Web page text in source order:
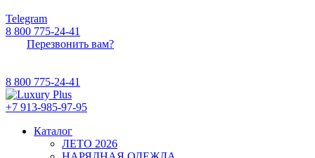
Telegram
8 800 775-24-41
Перезвонить вам?
8 800 775-24-41
+7 913-985-97-95
Каталог
ЛЕТО 2026